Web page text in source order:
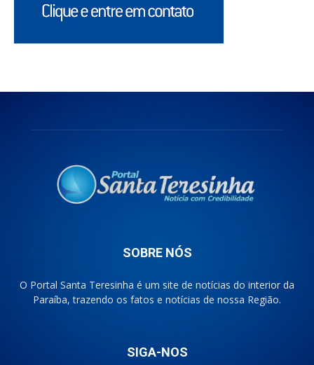
SOBRE NÓS
O Portal Santa Teresinha é um site de notícias do interior da
Paraíba, trazendo os fatos e notícias de nossa Região.
SIGA-NOS